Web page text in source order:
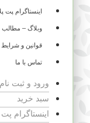
اینستاگرام پت
وبلاگ – مطالب
قوانین و
تماس با ما
ورود و ثبت نام
سبد خرید
اینستاگرام